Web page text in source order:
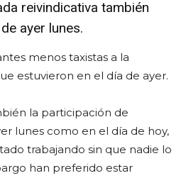
reivindicativa también
ayer lunes.
menos taxistas a la
estuvieron en el día de ayer.
la participación de
lunes como en el día de hoy,
trabajando sin que nadie lo
han preferido estar